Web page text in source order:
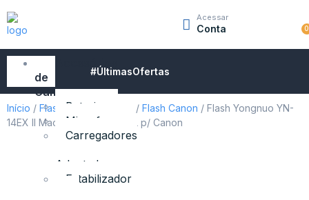
Acessar
Conta 0
Acessórios
de
Câmeras
Baterias
Microfones
Carregadores
Adaptadores
Estabilizador
#ÚltimasOfertas
Início / Flashes e Iluminação / Flash Canon / Flash Yongnuo YN-
14EX II Macro Ring Lite – TTL p/ Canon